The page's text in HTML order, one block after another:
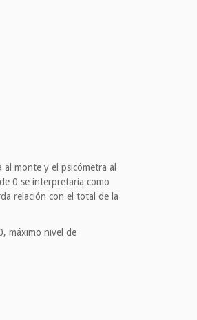
monte y el psicómetra al
0 se interpretaría como
relación con el total de la
máximo nivel de